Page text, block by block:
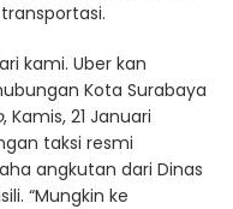
kami. Uber kan
Kota Surabaya
, Kamis, 21 Januari
taksi resmi
angkutan dari Dinas
“Mungkin ke